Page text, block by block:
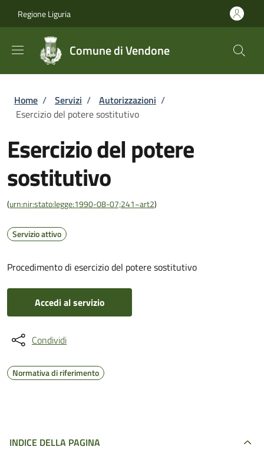
Regione Liguria
Comune di Vendone
Briciole di pane
Home / Servizi / Autorizzazioni /
Esercizio del potere sostitutivo
Esercizio del potere
sostitutivo
(urn:nir:stato:legge:1990-08-07;241~art2)
Servizio attivo
Procedimento di esercizio del potere sostitutivo
Accedi al servizio
Condividi
Normativa di riferimento
INDICE DELLA PAGINA